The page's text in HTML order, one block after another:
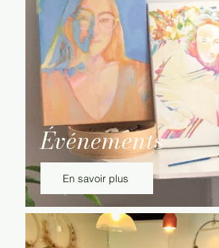
Événements
En savoir plus